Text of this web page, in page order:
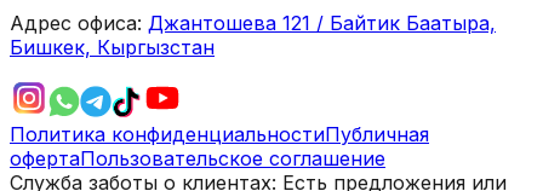
Адрес офиса: Джантошева 121 / Байтик Баатыра,
Бишкек, Кыргызстан
Политика конфиденциальностиПубличная
офертаПользовательское соглашение
Служба заботы о клиентах: Есть предложения или